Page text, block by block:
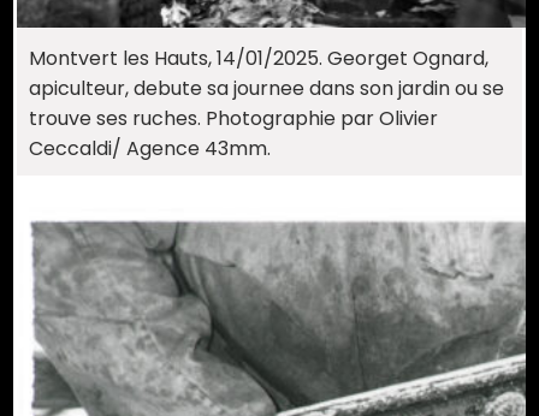
Montvert les Hauts, 14/01/2025. Georget Ognard,
apiculteur, debute sa journee dans son jardin ou se
trouve ses ruches. Photographie par Olivier
Ceccaldi/ Agence 43mm.